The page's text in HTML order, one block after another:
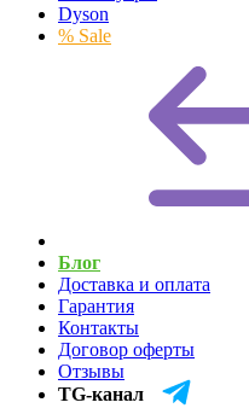
Dyson
% Sale
Блог
Доставка и оплата
Гарантия
Контакты
Договор оферты
Отзывы
TG-канал